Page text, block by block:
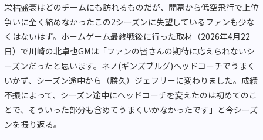
栄枯盛衰はどのチームにも訪れるものだが、開幕から低空飛行で上位
争いに全く絡めなかったこの2シーズンに失望しているファンも少な
くはないはず。ホームゲーム最終戦後に行った取材（2026年4月22
日）で川崎の北卓也GMは「ファンの皆さんの期待に応えられないシ
ーズンだったと思います。ネノ(ギンズブルグ)ヘッドコーチでうまく
いかず、シーズン途中から（勝久）ジェフリーに変わりました。成績
不振によって、シーズン途中にヘッドコーチを変えたのは初めてのこ
とで、そういった部分も含めてうまくいかなかったです」と今シーズ
ンを振り返る。